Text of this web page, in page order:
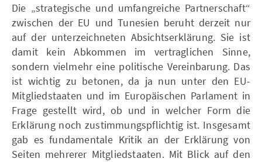
Die „strategische und umfangreiche Partnerschaft“
zwischen der EU und Tunesien beruht derzeit nur
auf der unterzeichneten Absichtserklärung. Sie ist
damit kein Abkommen im vertraglichen Sinne,
sondern vielmehr eine politische Vereinbarung. Das
ist wichtig zu betonen, da ja nun unter den EU-
Mitgliedstaaten und im Europäischen Parlament in
Frage gestellt wird, ob und in welcher Form die
Erklärung noch zustimmungspflichtig ist. Insgesamt
gab es fundamentale Kritik an der Erklärung von
Seiten mehrerer Mitgliedstaaten. Mit Blick auf den